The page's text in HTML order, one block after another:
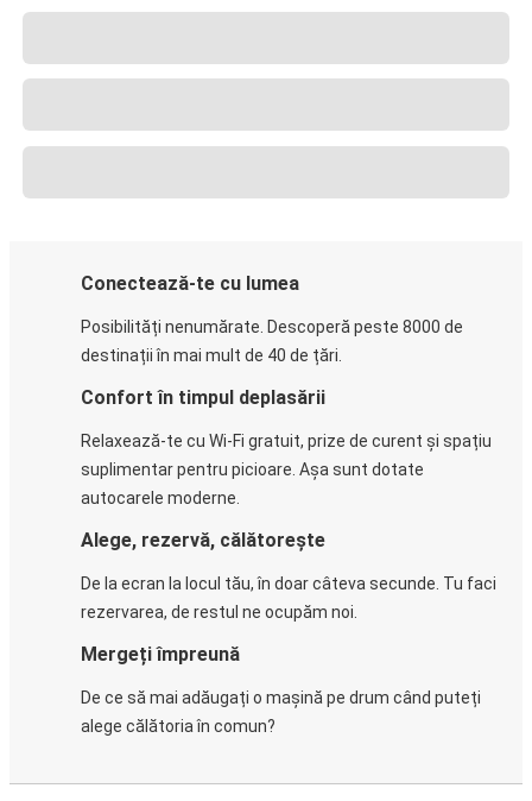
Conectează-te cu lumea
Posibilități nenumărate. Descoperă peste 8000 de
destinații în mai mult de 40 de țări.
Confort în timpul deplasării
Relaxează-te cu Wi-Fi gratuit, prize de curent și spațiu
suplimentar pentru picioare. Așa sunt dotate
autocarele moderne.
Alege, rezervă, călătorește
De la ecran la locul tău, în doar câteva secunde. Tu faci
rezervarea, de restul ne ocupăm noi.
Mergeți împreună
De ce să mai adăugați o mașină pe drum când puteți
alege călătoria în comun?